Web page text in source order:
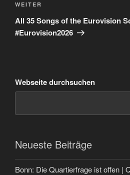
Nächster
Beitrag
WEITER
All 35 Songs of the Eurovision
#Eurovision2026
Webseite durchsuchen
Neueste Beiträge
Bonn: Die Quartierfrage ist offen |